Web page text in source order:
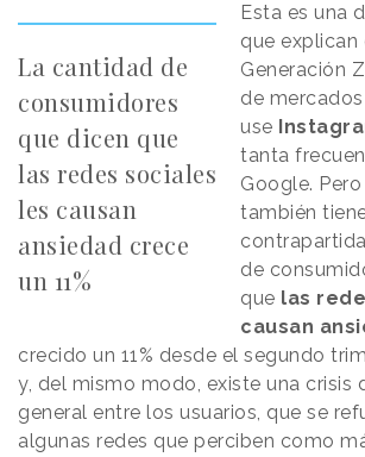
La cantidad de
consumidores
que dicen que
las redes sociales
les causan
ansiedad crece
un 11%
Esta es una
que explican
Generación
de
use
tanta
Google.
también
de
que las
causan
crecido un 11% desde el segundo
y, del mismo modo, existe una crisis
general entre los usuarios, que se
algunas redes que perciben como